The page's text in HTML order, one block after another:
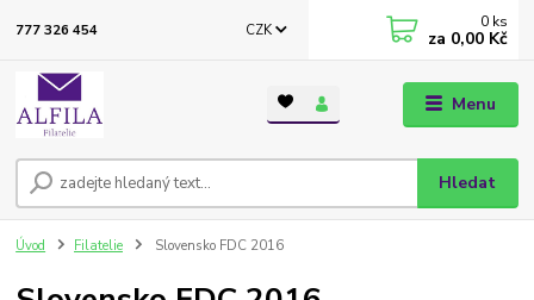
Menu
CZK
Hledat
777 326 454 0 ks
za 0,00 Kč
Úvod Filatelie Slovensko FDC 2016